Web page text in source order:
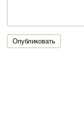
Опубликовать